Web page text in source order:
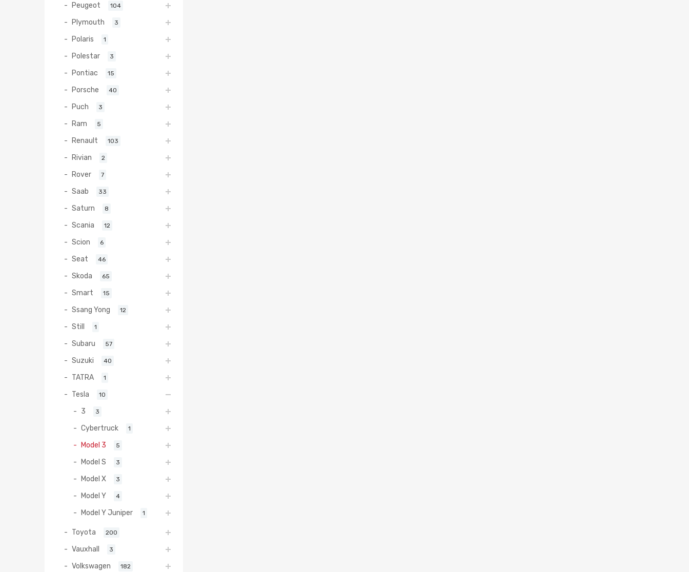
Peugeot 104
Plymouth 3
Polaris 1
Polestar 3
Pontiac 15
Porsche 40
Puch 3
Ram 5
Renault 103
Rivian 2
Rover 7
Saab 33
Saturn 8
Scania 12
Scion 6
Seat 46
Skoda 65
Smart 15
Ssang Yong 12
Still 1
Subaru 57
Suzuki 40
TATRA 1
Tesla 10
3 3
Cybertruck 1
Model 3 5
Model S 3
Model X 3
Model Y 4
Model Y Juniper 1
Toyota 200
Vauxhall 3
Volkswagen 182